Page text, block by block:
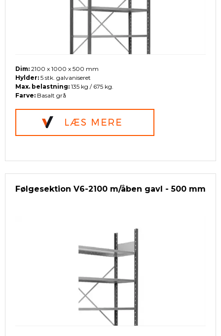
Dim: 2100 x 1000 x 500 mm
Hylder: 5 stk. galvaniseret
Max. belastning: 135 kg / 675 kg.
Farve: Basalt grå
Følgesektion V6-2100 m/åben gavl - 500 mm